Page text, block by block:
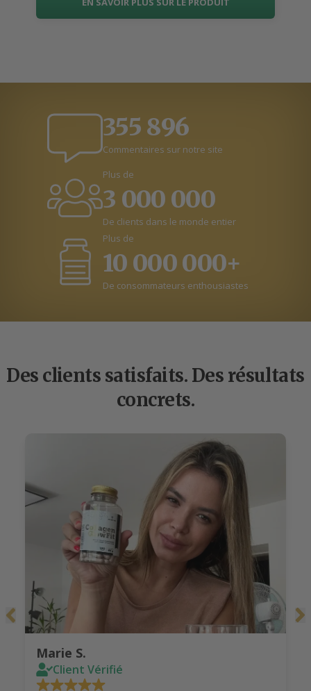
355 896
Commentaires sur notre site
Plus de
3 000 000
De clients dans le monde entier
Plus de
10 000 000+
De consommateurs enthousiastes
Des clients satisfaits. Des résultats
concrets.
Marie S.
Client Vérifié